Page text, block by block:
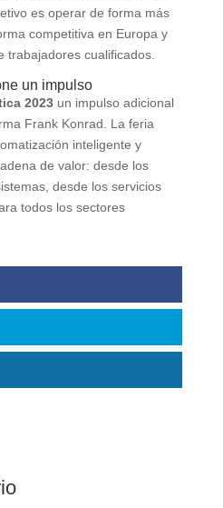
es operar de forma más
competitiva en Europa y
trabajadores cualificados.
un impulso
2023un impulso adicional
Frank Konrad. La feria
inteligente y
de valor: desde los
desde los servicios
todos los sectores